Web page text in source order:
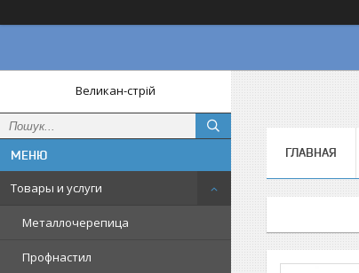
Великан-стрій
Товары и услуги
Металлочерепица
Профнастил
ГЛАВНАЯ